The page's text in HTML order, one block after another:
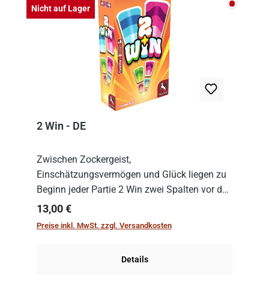
Nicht auf Lager Nicht
2 Win - DE
Zwischen Zockergeist,
Einschätzungsvermögen und Glück liegen zu
Beginn jeder Partie 2 Win zwei Spalten vor den
Spielenden aus, die es in die Höhe zu treiben
gilt. Doch das geht natürlich nur, solange man
Regulärer Preis:
13,00 €
Preise inkl. MwSt. zzgl. Versandkosten
Details